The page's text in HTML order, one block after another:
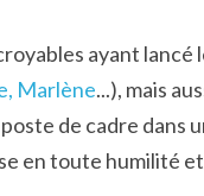
ayant lancé
Marlène...), mais
de cadre dans
en toute humilité